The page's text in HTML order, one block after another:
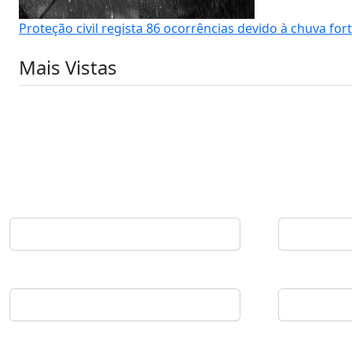
Proteção civil regista 86 ocorrências devido à chuva
Mais Vistas